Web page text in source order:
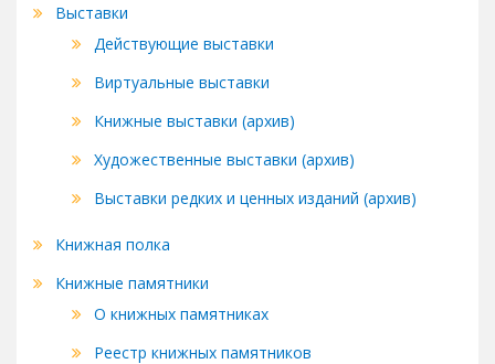
Выставки
Действующие выставки
Виртуальные выставки
Книжные выставки (архив)
Художественные выставки (архив)
Выставки редких и ценных изданий (архив)
Книжная полка
Книжные памятники
О книжных памятниках
Реестр книжных памятников